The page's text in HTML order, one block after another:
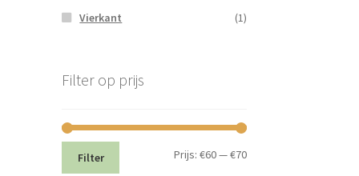
Vierkant (1)
Filter op prijs
Min.
Max.
Filter Prijs: €60—€70